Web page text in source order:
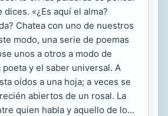
«¿Es aquí el alma?
Chatea con uno de nuestros
modo, una serie de poemas
unos a otros a modo de
y el saber universal. A
oídos a una hoja; a veces se
abiertos de un rosal. La
quien habla y aquello de lo...